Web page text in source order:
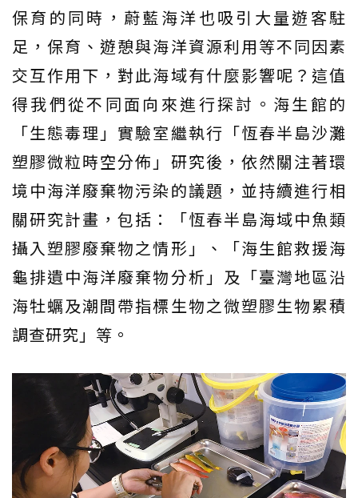
保育的同時，蔚藍海洋也吸引大量遊客駐
足，保育、遊憩與海洋資源利用等不同因素
交互作用下，對此海域有什麼影響呢？這值
得我們從不同面向來進行探討。海生館的
「生態毒理」實驗室繼執行「恆春半島沙灘
塑膠微粒時空分佈」研究後，依然關注著環
境中海洋廢棄物污染的議題，並持續進行相
關研究計畫，包括：「恆春半島海域中魚類
攝入塑膠廢棄物之情形」、「海生館救援海
龜排遺中海洋廢棄物分析」及「臺灣地區沿
海牡蠣及潮間帶指標生物之微塑膠生物累積
調查研究」等。